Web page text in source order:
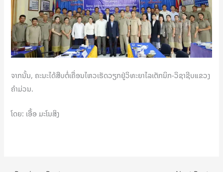
ຈາກນັ້ນ, ຄະນະໄດ້ສືບຕໍ່ເຄື່ອນໄຫວເຮັດວຽກຢູ່ວິທະຍາໄລເຕັກນິກ-ວິຊາຊີບແຂວງ
ຄໍາມ່ວນ.
ໂດຍ: ເອື້ອ ມະໂນສິງ